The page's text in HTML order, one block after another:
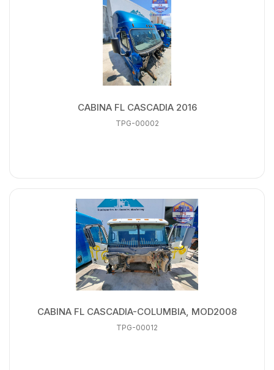
CABINA FL CASCADIA 2016
TPG-00002
CABINA FL CASCADIA-COLUMBIA, MOD2008
TPG-00012